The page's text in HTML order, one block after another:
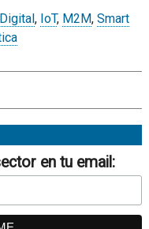
, IoT, M2M, Smart
en tu email: